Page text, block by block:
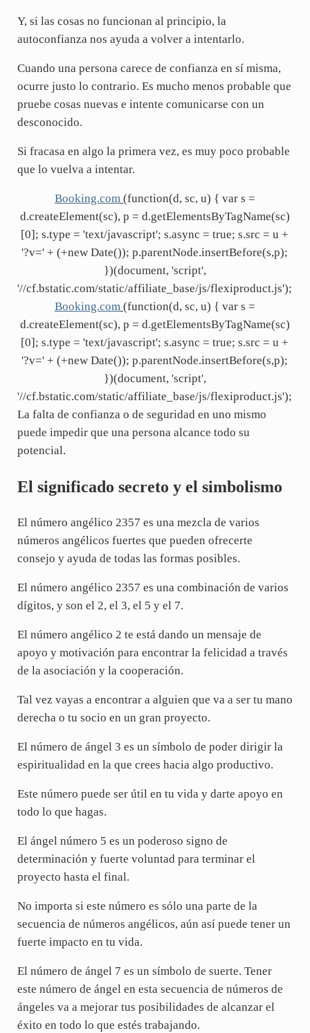
Y, si las cosas no funcionan al principio, la
autoconfianza nos ayuda a volver a intentarlo.
Cuando una persona carece de confianza en sí misma,
ocurre justo lo contrario. Es mucho menos probable que
pruebe cosas nuevas e intente comunicarse con un
desconocido.
Si fracasa en algo la primera vez, es muy poco probable
que lo vuelva a intentar.
Booking.com (function(d, sc, u) { var s =
d.createElement(sc), p = d.getElementsByTagName(sc)
[0]; s.type = 'text/javascript'; s.async = true; s.src = u +
'?v=' + (+new Date()); p.parentNode.insertBefore(s,p);
})(document, 'script',
'//cf.bstatic.com/static/affiliate_base/js/flexiproduct.js');
Booking.com (function(d, sc, u) { var s =
d.createElement(sc), p = d.getElementsByTagName(sc)
[0]; s.type = 'text/javascript'; s.async = true; s.src = u +
'?v=' + (+new Date()); p.parentNode.insertBefore(s,p);
})(document, 'script',
'//cf.bstatic.com/static/affiliate_base/js/flexiproduct.js');
La falta de confianza o de seguridad en uno mismo
puede impedir que una persona alcance todo su
potencial.
El significado secreto y el simbolismo
El número angélico 2357 es una mezcla de varios
números angélicos fuertes que pueden ofrecerte
consejo y ayuda de todas las formas posibles.
El número angélico 2357 es una combinación de varios
dígitos, y son el 2, el 3, el 5 y el 7.
El número angélico 2 te está dando un mensaje de
apoyo y motivación para encontrar la felicidad a través
de la asociación y la cooperación.
Tal vez vayas a encontrar a alguien que va a ser tu mano
derecha o tu socio en un gran proyecto.
El número de ángel 3 es un símbolo de poder dirigir la
espiritualidad en la que crees hacia algo productivo.
Este número puede ser útil en tu vida y darte apoyo en
todo lo que hagas.
El ángel número 5 es un poderoso signo de
determinación y fuerte voluntad para terminar el
proyecto hasta el final.
No importa si este número es sólo una parte de la
secuencia de números angélicos, aún así puede tener un
fuerte impacto en tu vida.
El número de ángel 7 es un símbolo de suerte. Tener
este número de ángel en esta secuencia de números de
ángeles va a mejorar tus posibilidades de alcanzar el
éxito en todo lo que estés trabajando.